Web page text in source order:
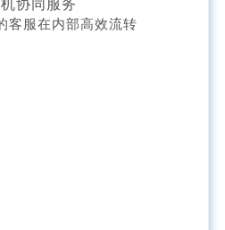
协同服务
客服在内部高效流转